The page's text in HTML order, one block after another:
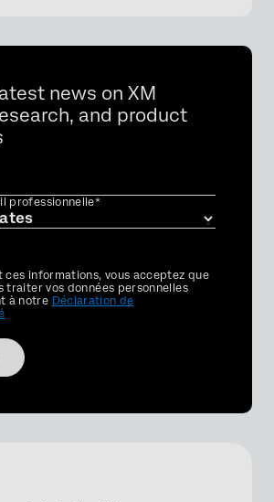
news on XM
and product
professionnelle*
ces informations, vous acceptez que
traiter vos données personnelles
à notre Déclaration de